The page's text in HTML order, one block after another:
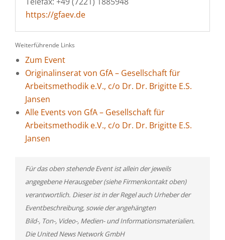
https://gfaev.de
Weiterführende Links
Zum Event
Originalinserat von GfA – Gesellschaft für
Arbeitsmethodik e.V., c/o Dr. Dr. Brigitte E.S.
Jansen
Alle Events von GfA – Gesellschaft für
Arbeitsmethodik e.V., c/o Dr. Dr. Brigitte E.S.
Jansen
Für das oben stehende Event ist allein der jeweils
angegebene Herausgeber (siehe Firmenkontakt oben)
verantwortlich. Dieser ist in der Regel auch Urheber der
Eventbeschreibung, sowie der angehängten
Bild-, Ton-, Video-, Medien- und Informationsmaterialien.
Die United News Network GmbH